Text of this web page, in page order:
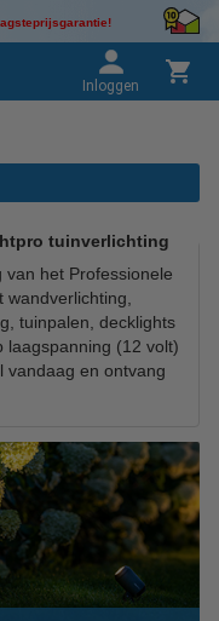
Inloggen
tuinverlichting
van het Professionele
tuinpalen, decklights
laagspanning (12 volt)
vandaag en ontvang